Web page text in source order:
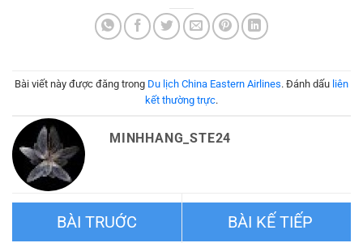
Bài viết này được đăng trong Du lịch China Eastern Airlines. Đánh dấu liên
kết thường trực.
MINHHANG_STE24